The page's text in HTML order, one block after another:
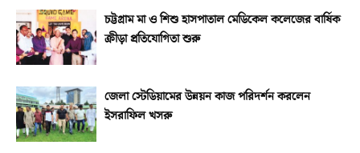
চট্টগ্রাম মা ও শিশু হাসপাতাল মেডিকেল কলেজের বার্ষিক
ক্রীড়া প্রতিযোগিতা শুরু
জেলা স্টেডিয়ামের উন্নয়ন কাজ পরিদর্শন করলেন
ইসরাফিল খসরু